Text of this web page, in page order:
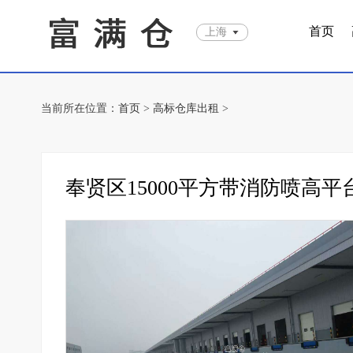
上海 首页
当前所在位置： 首页 > 高标仓库出租 >
奉贤区15000平方带消防喷高平